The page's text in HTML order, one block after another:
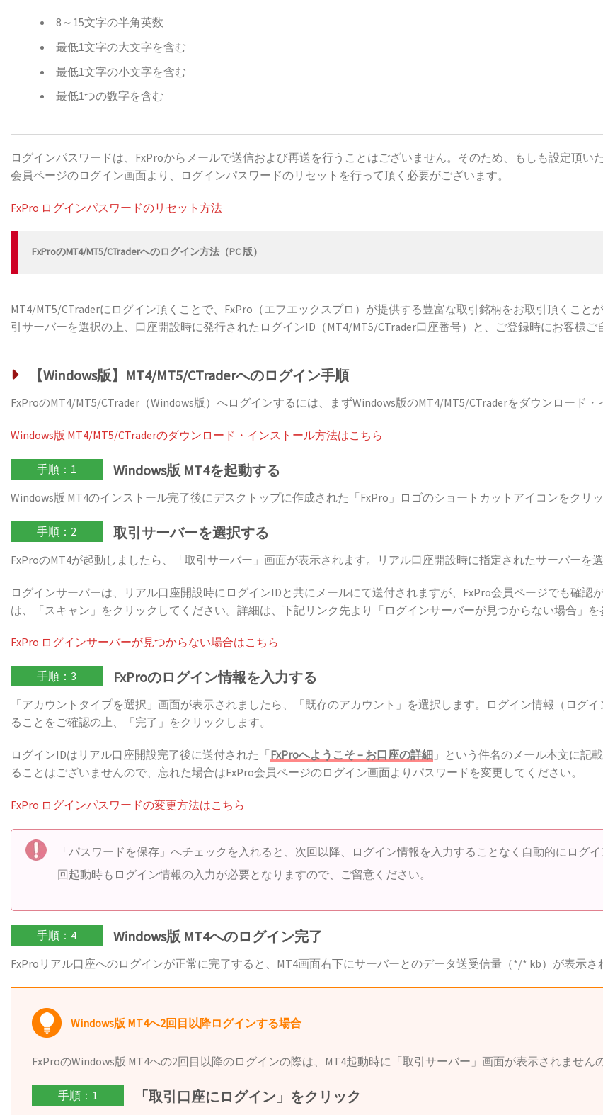
8～15文字の半角英数
最低1文字の大文字を含む
最低1文字の小文字を含む
最低1つの数字を含む
ログインパスワードは、FxProからメールで送信および再送を行うことはございません。そのため、もしも設定頂
会員ページのログイン画面より、ログインパスワードのリセットを行って頂く必要がございます。
FxPro ログインパスワードのリセット方法
FxProのMT4/MT5/CTraderへのログイン方法（PC 版）
MT4/MT5/CTraderにログイン頂くことで、FxPro（エフエックスプロ）が提供する豊富な取引銘柄をお取引頂くこと
引サーバーを選択の上、口座開設時に発行されたログインID（MT4/MT5/CTrader口座番号）と、ご登録時にお客様
【Windows版】MT4/MT5/CTraderへのログイン手順
FxProのMT4/MT5/CTrader（Windows版）へログインするには、まずWindows版のMT4/MT5/CTraderをダウンロード・
Windows版 MT4/MT5/CTraderのダウンロード・インストール方法はこちら
手順：1 Windows版 MT4を起動する
Windows版 MT4のインストール完了後にデスクトップに作成された「FxPro」ロゴのショートカットアイコンをクリ
手順：2 取引サーバーを選択する
FxProのMT4が起動しましたら、「取引サーバー」画面が表示されます。リアル口座開設時に指定されたサーバーを
ログインサーバーは、リアル口座開設時にログインIDと共にメールにて送付されますが、FxPro会員ページでも確
は、「スキャン」をクリックしてください。詳細は、下記リンク先より「ログインサーバーが見つからない場合」を
FxPro ログインサーバーが見つからない場合はこちら
手順：3 FxProのログイン情報を入力する
「アカウントタイプを選択」画面が表示されましたら、「既存のアカウント」を選択します。ログイン情報（ログ
ることをご確認の上、「完了」をクリックします。
ログインIDはリアル口座開設完了後に送付された「FxProへようこそ – お口座の詳細 」という件名のメール本文に記
ることはございませんので、忘れた場合はFxPro会員ページのログイン画面よりパスワードを変更してください。
FxPro ログインパスワードの変更方法はこちら
「パスワードを保存」へチェックを入れると、次回以降、ログイン情報を入力することなく自動的にログ
回起動時もログイン情報の入力が必要となりますので、ご留意ください。
手順：4 Windows版 MT4へのログイン完了
FxProリアル口座へのログインが正常に完了すると、MT4画面右下にサーバーとのデータ送受信量（*/* kb）が表示さ
Windows版 MT4へ2回目以降ログインする場合
FxProのWindows版 MT4への2回目以降のログインの際は、MT4起動時に「取引サーバー」画面が表示されません
手順：1 「取引口座にログイン」をクリック